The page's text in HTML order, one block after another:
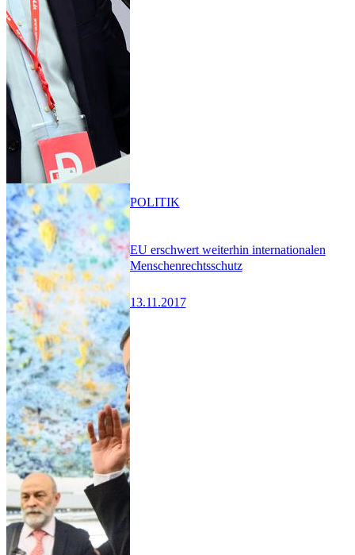
EU erschwert weiterhin internationalen
Menschenrechtsschutz
13.11.2017
POLITIK